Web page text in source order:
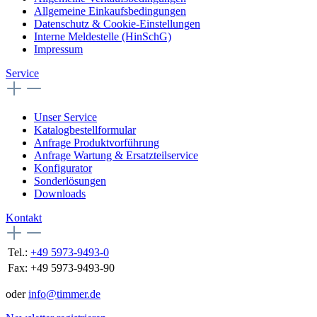
Allgemeine Einkaufsbedingungen
Datenschutz & Cookie-Einstellungen
Interne Meldestelle (HinSchG)
Impressum
Service
Unser Service
Katalogbestellformular
Anfrage Produktvorführung
Anfrage Wartung & Ersatzteilservice
Konfigurator
Sonderlösungen
Downloads
Kontakt
Tel.: +49 5973-9493-0
Fax: +49 5973-9493-90
oderinfo@timmer.de